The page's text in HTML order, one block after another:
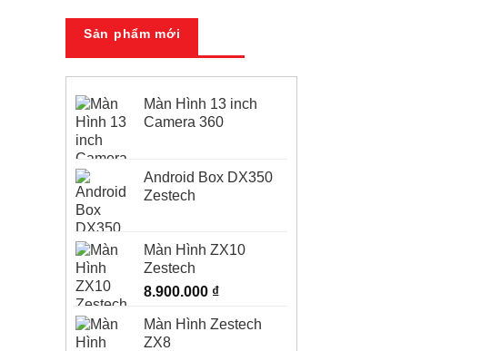
Honda
City
luận
ở
Màn
Outlander
Sản phẩm mới
Màn Hình 13 inch
Camera 360
Android Box DX350
Zestech
Màn Hình ZX10
Zestech
8.900.000 ₫
Màn Hình Zestech
ZX8